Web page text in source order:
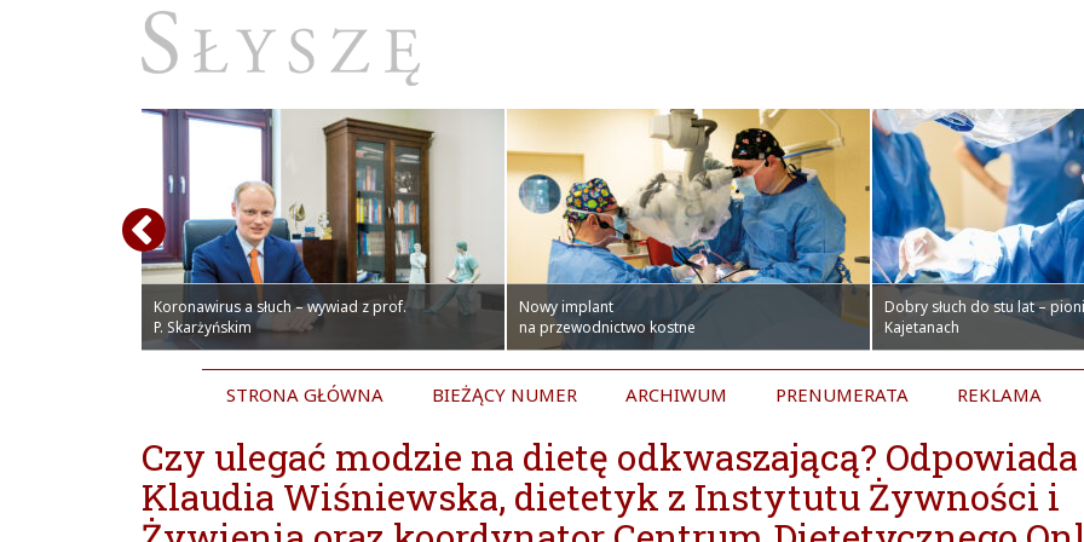
Koronawirus a słuch – wywiad z prof.
P. Skarżyńskim
Nowy implant
na przewodnictwo kostne
Dobry słuch do stu lat –
Kajetanach
STRONA GŁÓWNA BIEŻĄCY NUMER ARCHIWUM PRENUMERATA REKLAMA
Czy ulegać modzie na dietę odkwaszającą?
Klaudia Wiśniewska, dietetyk z Instytutu Żywności i